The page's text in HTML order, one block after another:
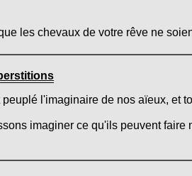
les chevaux de votre rêve ne
l'imaginaire de nos aïeux, et
imaginer ce qu'ils peuvent